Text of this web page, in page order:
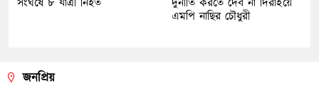
এমপি নাছির চৌধুরী
জনপ্রিয়